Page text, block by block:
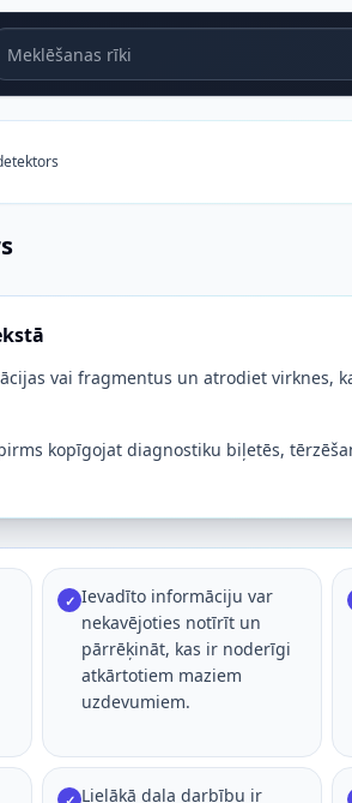
rīki
vai fragmentus un atrodiet virknes,
kopīgojat diagnostiku biļetēs,
✓ Ievadīto informāciju var
nekavējoties notīrīt un
pārrēķināt, kas ir noderīgi
atkārtotiem maziem
uzdevumiem.
✓ Lielākā daļa darbību ir